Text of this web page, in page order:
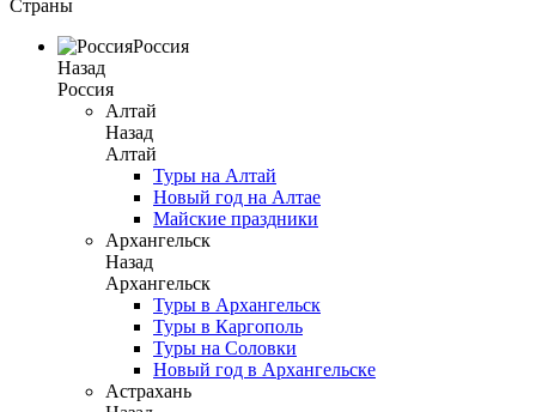
Страны
Россия
Назад
Россия
Алтай
Назад
Алтай
Туры на Алтай
Новый год на Алтае
Майские праздники
Архангельск
Назад
Архангельск
Туры в Архангельск
Туры в Каргополь
Туры на Соловки
Новый год в Архангельске
Астрахань